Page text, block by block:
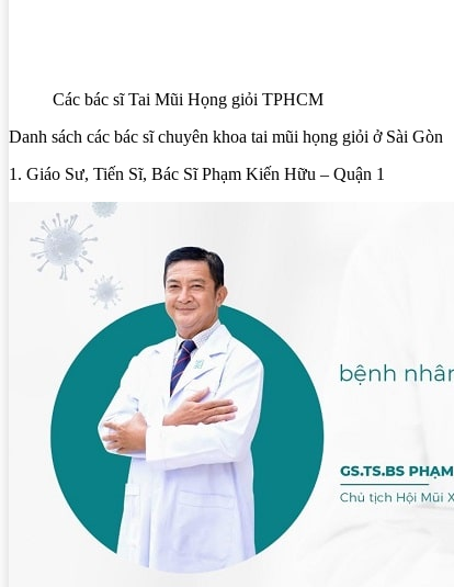
Các bác sĩ Tai Mũi Họng giỏi TPHCM
Danh sách các bác sĩ chuyên khoa tai mũi họng giỏi ở Sài Gòn
1. Giáo Sư, Tiến Sĩ, Bác Sĩ Phạm Kiến Hữu – Quận 1